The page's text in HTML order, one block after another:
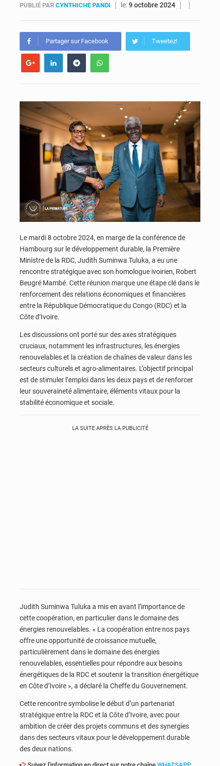
PUBLIÉ PAR CYNTHICHE PANDI le:9 octobre 2024
Partager sur Facebook Tweetez!
Le mardi 8 octobre 2024, en marge de la conférence de
Hambourg sur le développement durable, la Première
Ministre de la RDC, Judith Suminwa Tuluka, a eu une
rencontre stratégique avec son homologue ivoirien, Robert
Beugré Mambé. Cette réunion marque une étape clé dans le
renforcement des relations économiques et financières
entre la République Démocratique du Congo (RDC) et la
Côte d’Ivoire.
Les discussions ont porté sur des axes stratégiques
cruciaux, notamment les infrastructures, les énergies
renouvelables et la création de chaînes de valeur dans les
secteurs culturels et agro-alimentaires. L’objectif principal
est de stimuler l’emploi dans les deux pays et de renforcer
leur souveraineté alimentaire, éléments vitaux pour la
stabilité économique et sociale.
LA SUITE APRÈS LA PUBLICITÉ
Judith Suminwa Tuluka a mis en avant l’importance de
cette coopération, en particulier dans le domaine des
énergies renouvelables. « La coopération entre nos pays
offre une opportunité de croissance mutuelle,
particulièrement dans le domaine des énergies
renouvelables, essentielles pour répondre aux besoins
énergétiques de la RDC et soutenir la transition énergétique
en Côte d’Ivoire », a déclaré la Cheffe du Gouvernement.
Cette rencontre symbolise le début d’un partenariat
stratégique entre la RDC et la Côte d’Ivoire, avec pour
ambition de créer des projets communs et des synergies
dans des secteurs vitaux pour le développement durable
des deux nations.